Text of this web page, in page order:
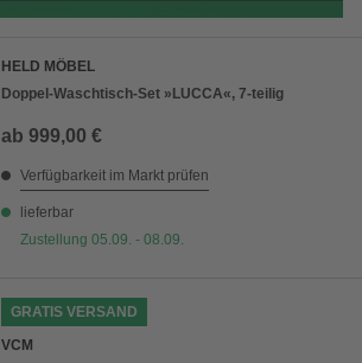
HELD MÖBEL
Doppel-Waschtisch-Set »LUCCA«, 7-teilig
ab 999,00 €
Verfügbarkeit im Markt prüfen
lieferbar
Zustellung 05.09. - 08.09.
GRATIS VERSAND
VCM